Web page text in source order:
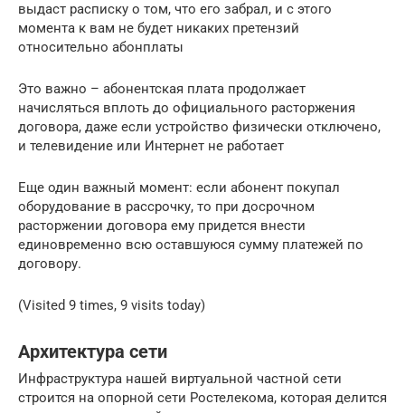
выдаст расписку о том, что его забрал, и с этого
момента к вам не будет никаких претензий
относительно абонплаты
Это важно – абонентская плата продолжает
начисляться вплоть до официального расторжения
договора, даже если устройство физически отключено,
и телевидение или Интернет не работает
Еще один важный момент: если абонент покупал
оборудование в рассрочку, то при досрочном
расторжении договора ему придется внести
единовременно всю оставшуюся сумму платежей по
договору.
(Visited 9 times, 9 visits today)
Архитектура сети
Инфраструктура нашей виртуальной частной сети
строится на опорной сети Ростелекома, которая делится